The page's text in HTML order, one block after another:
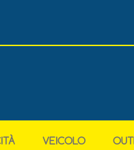
VEICOLO